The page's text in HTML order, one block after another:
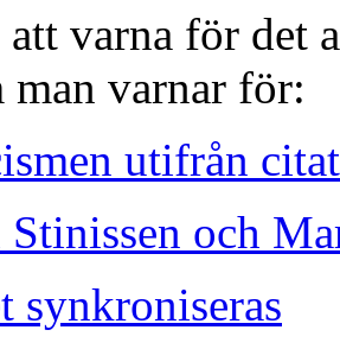
varna för det
man varnar för:
utifrån
och
synkroniseras